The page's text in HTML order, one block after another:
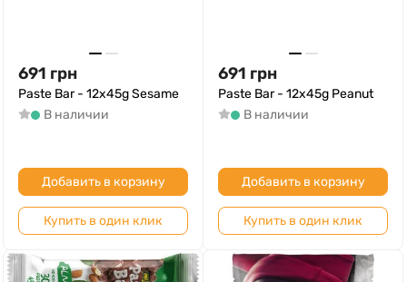
691 грн
Paste Bar - 12x45g Sesame
В наличии
Добавить в корзину
Купить в один клик
691 грн
Paste Bar - 12x45g Peanut
В наличии
Добавить в корзину
Купить в один клик